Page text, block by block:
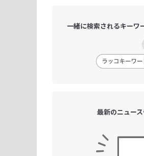
一緒に検索されるキーワ
最新のニュー